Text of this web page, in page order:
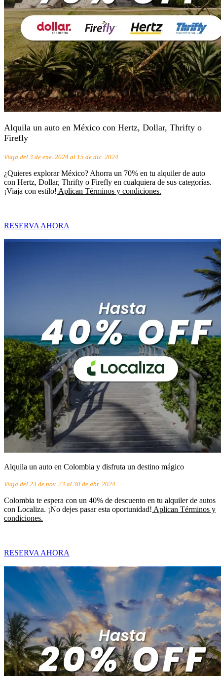
Alquila un auto en México con Hertz, Dollar, Thrifty o
Firefly
Viaja del 3 de ene. 2024 al 15 de dic. 2024
¿Quieres explorar México? Ahorra un 70% en tu alquiler de auto
con Hertz, Dollar, Thrifty o Firefly en cualquiera de sus categorías.
¡Viaja con estilo! Aplican Términos y condiciones.
RESERVA AHORA
Alquila un auto en Colombia y disfruta un destino mágico
Viaja del 23 de nov. 23 al 30 de abr. 2024
Colombia te espera con un 40% de descuento en tu alquiler de autos
con Localiza. ¡No dejes pasar esta oportunidad! Aplican Términos y
condiciones.
RESERVA AHORA